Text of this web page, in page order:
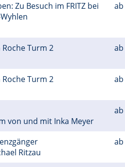
Zu Besuch im FRITZ bei
ab
Turm 2 ab
Turm 2 ab
von und mit Inka Meyer
ab
Ritzau
ab